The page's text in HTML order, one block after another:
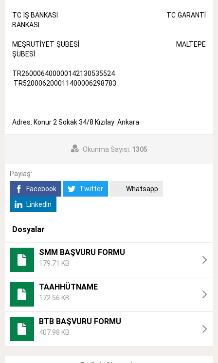
TC İŞ BANKASI TC GARANTİ
BANKASI
MEŞRUTİYET ŞUBESİ MALTEPE
ŞUBESİ
TR260006400000142130535524
TR520006200011400006298783
Adres: Konur 2 Sokak 34/8 Kızılay Ankara
Okunma Sayısı: 1305
Paylaş:
Facebook
Twitter
Whatsapp
LinkedIn
Dosyalar
SMM BAŞVURU FORMU
179.71 KB
TAAHHÜTNAME
172.56 KB
BTB BAŞVURU FORMU
407.98 KB